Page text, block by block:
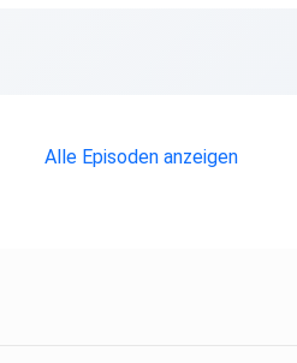
Alle Episoden anzeigen